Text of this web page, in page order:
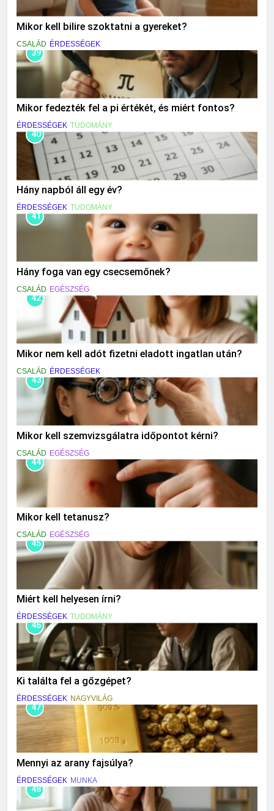
Mikor kell bilire szoktatni a gyereket?
CSALÁD ÉRDESSÉGEK
39
Mikor fedezték fel a pi értékét, és miért fontos?
ÉRDESSÉGEK TUDOMÁNY
40
Hány napból áll egy év?
ÉRDESSÉGEK TUDOMÁNY
41
Hány foga van egy csecsemőnek?
CSALÁD EGÉSZSÉG
42
Mikor nem kell adót fizetni eladott ingatlan után?
CSALÁD ÉRDESSÉGEK
43
Mikor kell szemvizsgálatra időpontot kérni?
CSALÁD EGÉSZSÉG
44
Mikor kell tetanusz?
CSALÁD EGÉSZSÉG
45
Miért kell helyesen írni?
ÉRDESSÉGEK TUDOMÁNY
46
Ki találta fel a gőzgépet?
ÉRDESSÉGEK NAGYVILÁG
47
Mennyi az arany fajsúlya?
ÉRDESSÉGEK MUNKA
48